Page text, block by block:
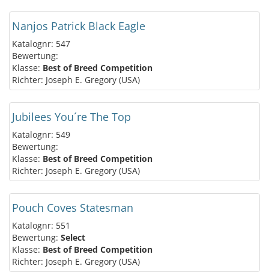
Nanjos Patrick Black Eagle
Katalognr: 547
Bewertung:
Klasse: Best of Breed Competition
Richter: Joseph E. Gregory (USA)
Jubilees You´re The Top
Katalognr: 549
Bewertung:
Klasse: Best of Breed Competition
Richter: Joseph E. Gregory (USA)
Pouch Coves Statesman
Katalognr: 551
Bewertung: Select
Klasse: Best of Breed Competition
Richter: Joseph E. Gregory (USA)